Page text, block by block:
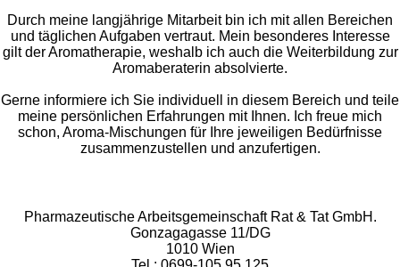
Durch meine langjährige Mitarbeit bin ich mit allen Bereichen
und täglichen Aufgaben vertraut. Mein besonderes Interesse
gilt der Aromatherapie, weshalb ich auch die Weiterbildung zur
Aromaberaterin absolvierte.
Gerne informiere ich Sie individuell in diesem Bereich und teile
meine persönlichen Erfahrungen mit Ihnen. Ich freue mich
schon, Aroma-Mischungen für Ihre jeweiligen Bedürfnisse
zusammenzustellen und anzufertigen.
Pharmazeutische Arbeitsgemeinschaft Rat & Tat GmbH.
Gonzagagasse 11/DG
1010 Wien